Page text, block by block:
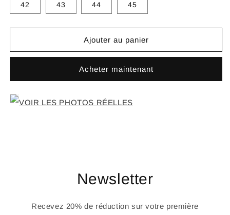
42 43 44 45
Ajouter au panier
Acheter maintenant
VOIR LES PHOTOS RÉELLES
Newsletter
Recevez 20% de réduction sur votre première